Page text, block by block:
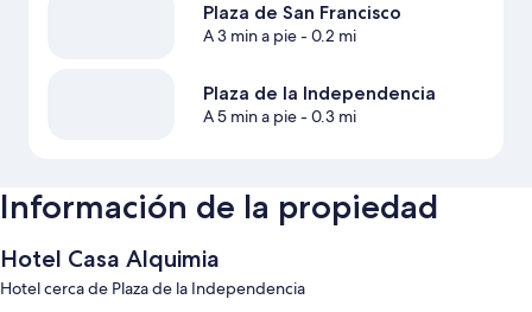
Plaza de San Francisco
A 3 min a pie- 0.2 mi
Plaza de la Independencia
A 5 min a pie- 0.3 mi
Información de la propiedad
Hotel Casa Alquimia
Hotel cerca de Plaza de la Independencia